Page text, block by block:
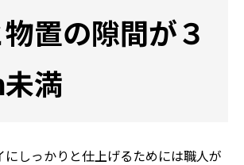
置の隙間が３
未満
にしっかりと仕上げるためには職人が